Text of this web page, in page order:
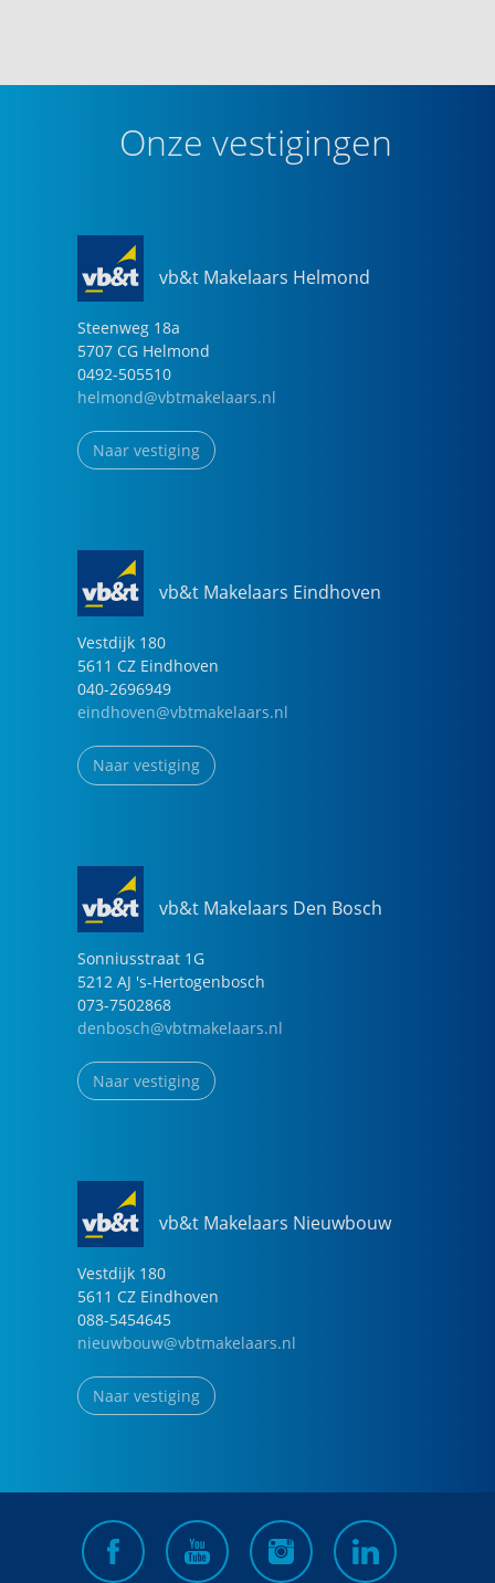
Onze vestigingen
vb&t Makelaars Helmond
Steenweg 18a
5707 CG Helmond
0492-505510
helmond@vbtmakelaars.nl
Naar vestiging
vb&t Makelaars Eindhoven
Vestdijk 180
5611 CZ Eindhoven
040-2696949
eindhoven@vbtmakelaars.nl
Naar vestiging
vb&t Makelaars Den Bosch
Sonniusstraat 1G
5212 AJ 's-Hertogenbosch
073-7502868
denbosch@vbtmakelaars.nl
Naar vestiging
vb&t Makelaars Nieuwbouw
Vestdijk 180
5611 CZ Eindhoven
088-5454645
nieuwbouw@vbtmakelaars.nl
Naar vestiging